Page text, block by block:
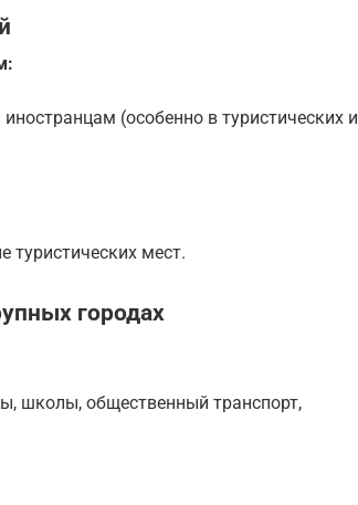
(особенно в туристических и
туристических мест.
городах
школы, общественный транспорт,